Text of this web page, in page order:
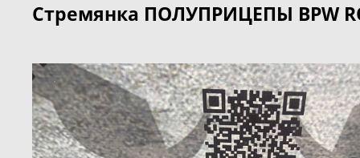
Стремянка ПОЛУПРИЦЕПЫ BPW